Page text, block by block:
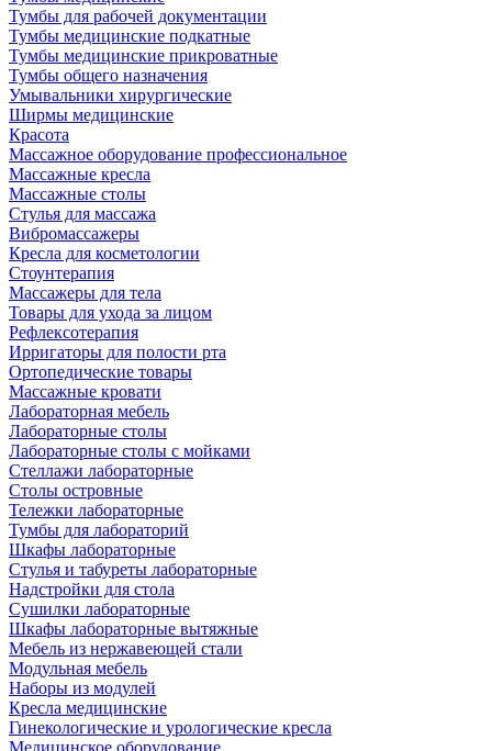
Тумбы для рабочей документации
Тумбы медицинские подкатные
Тумбы медицинские прикроватные
Тумбы общего назначения
Умывальники хирургические
Ширмы медицинские
Красота
Массажное оборудование профессиональное
Массажные кресла
Массажные столы
Стулья для массажа
Вибромассажеры
Кресла для косметологии
Стоунтерапия
Массажеры для тела
Товары для ухода за лицом
Рефлексотерапия
Ирригаторы для полости рта
Ортопедические товары
Массажные кровати
Лабораторная мебель
Лабораторные столы
Лабораторные столы с мойками
Стеллажи лабораторные
Столы островные
Тележки лабораторные
Тумбы для лабораторий
Шкафы лабораторные
Стулья и табуреты лабораторные
Надстройки для стола
Сушилки лабораторные
Шкафы лабораторные вытяжные
Мебель из нержавеющей стали
Модульная мебель
Наборы из модулей
Кресла медицинские
Гинекологические и урологические кресла
Медицинское оборудование